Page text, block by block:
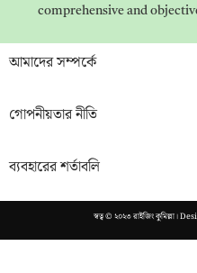
comprehensive and
আমাদের সম্পর্কে
গোপনীয়তার নীতি
ব্যবহারের শর্তাবলি
স্বত্ব © ২০২৩ রাইজিং কুমিল্লা।